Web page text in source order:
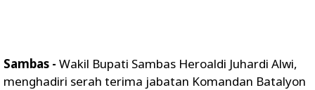
Sambas - Wakil Bupati Sambas Heroaldi Juhardi Alwi,
menghadiri serah terima jabatan Komandan Batalyon